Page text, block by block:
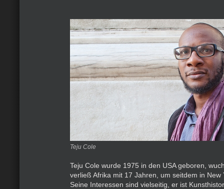
Teju Cole
Teju Cole wurde 1975 in den USA geboren,
verließ Afrika mit 17 Jahren, um seitdem in New
Seine Interessen sind vielseitig, er ist